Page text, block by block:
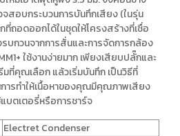
สอบกระบวนการบันทึกเสียง (ในรุ่น
ถอดออกได้ในชุดให้โครงสร้างที่เชื่อ
บกวนจากการสั่นและการจัดการกล้อง
ใช้งานง่ายมาก เพียงเสียบปลั๊กและ
ที่คุณเลือก แล้วเริ่มบันทึก เป็นวิธีที่
การทำให้เนื้อหาของคุณมีคุณภาพเสียง
บตเตอรี่หรือการชาร์จ
Electret Condenser